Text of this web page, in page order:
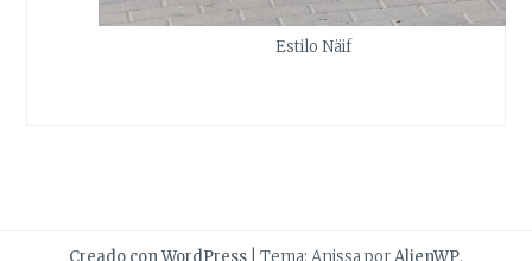
Estilo Näif
Creado con WordPress Tema: Anissa por AlienWP.